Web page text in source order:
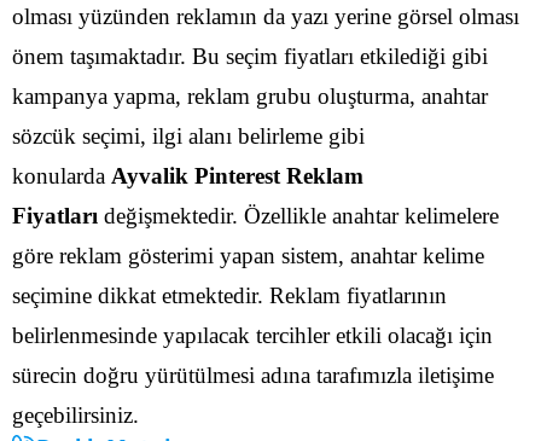
olması yüzünden reklamın da yazı yerine görsel olması
önem taşımaktadır. Bu seçim fiyatları etkilediği gibi
kampanya yapma, reklam grubu oluşturma, anahtar
sözcük seçimi, ilgi alanı belirleme gibi
konularda Ayvalik Pinterest Reklam
Fiyatları değişmektedir. Özellikle anahtar kelimelere
göre reklam gösterimi yapan sistem, anahtar kelime
seçimine dikkat etmektedir. Reklam fiyatlarının
belirlenmesinde yapılacak tercihler etkili olacağı için
sürecin doğru yürütülmesi adına tarafımızla iletişime
geçebilirsiniz.